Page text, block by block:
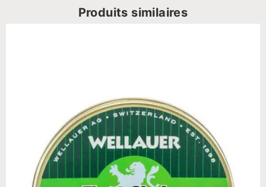
Produits similaires